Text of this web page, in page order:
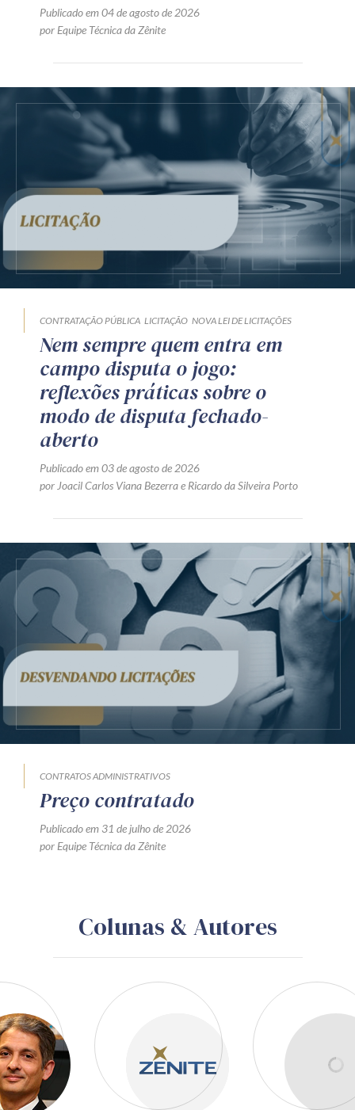
Publicado em 04 de agosto de 2026
por Equipe Técnica da Zênite
CONTRATAÇÃO PÚBLICA LICITAÇÃO NOVA LEI DE LICITAÇÕES
Nem sempre quem entra em
campo disputa o jogo:
reflexões práticas sobre o
modo de disputa fechado-
aberto
Publicado em 03 de agosto de 2026
por Joacil Carlos Viana Bezerrae Ricardo da Silveira Porto
CONTRATOS ADMINISTRATIVOS
Preço contratado
Publicado em 31 de julho de 2026
por Equipe Técnica da Zênite
Colunas & Autores